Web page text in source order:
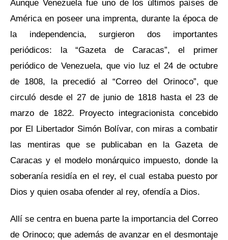
Aunque Venezuela fue uno de los últimos países de
América en poseer una imprenta, durante la época de
la independencia, surgieron dos importantes
periódicos: la “Gazeta de Caracas”, el primer
periódico de Venezuela, que vio luz el 24 de octubre
de 1808, la precedió al “Correo del Orinoco”, que
circuló desde el 27 de junio de 1818 hasta el 23 de
marzo de 1822. Proyecto integracionista concebido
por El Libertador Simón Bolívar, con miras a combatir
las mentiras que se publicaban en la Gazeta de
Caracas y el modelo monárquico impuesto, donde la
soberanía residía en el rey, el cual estaba puesto por
Dios y quien osaba ofender al rey, ofendía a Dios.
Allí se centra en buena parte la importancia del Correo
de Orinoco; que además de avanzar en el desmontaje